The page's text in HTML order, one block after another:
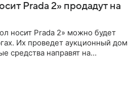
Prada 2» продадут на
носит Prada 2» можно будет
Их проведет аукционный дом
средства направят на